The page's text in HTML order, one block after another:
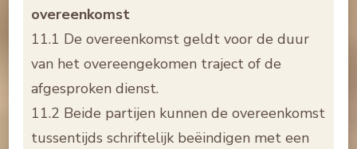
overeenkomst
11.1 De overeenkomst geldt voor de duur
van het overeengekomen traject of de
afgesproken dienst.
11.2 Beide partijen kunnen de overeenkomst
tussentijds schriftelijk beëindigen met een